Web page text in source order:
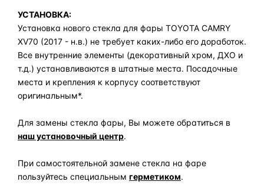
УСТАНОВКА:
Установка нового стекла для фары TOYOTA CAMRY
XV70 (2017 - н.в.) не требует каких-либо его доработок.
Все внутренние элементы (декоративный хром, ДХО и
т.д.) устанавливаются в штатные места. Посадочные
места и крепления к корпусу соответствуют
оригинальным*.
Для замены стекла фары, Вы можете обратиться в
наш установочный центр.
При самостоятельной замене стекла на фаре
пользуйтесь специальным герметиком.